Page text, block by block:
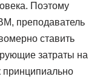
Поэтому
преподаватель
ставить
затраты на